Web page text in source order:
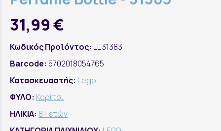
31,99 €
Κωδικός Προϊόντος: LE31383
Barcode: 5702018054765
Κατασκευαστής: Lego
ΦΥΛΟ: Κορίτσι
ΗΛΙΚΙΑ: 8+ ετών